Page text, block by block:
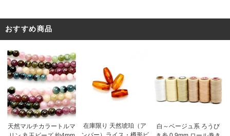
おすすめ商品
天然マルチカラートルマ
在庫限り 天然琥珀（ア
白～ベージュ系 ろうび